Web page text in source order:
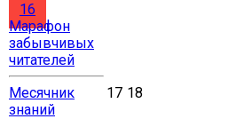
16
Марафон
забывчивых
читателей
Месячник
знаний
17 18